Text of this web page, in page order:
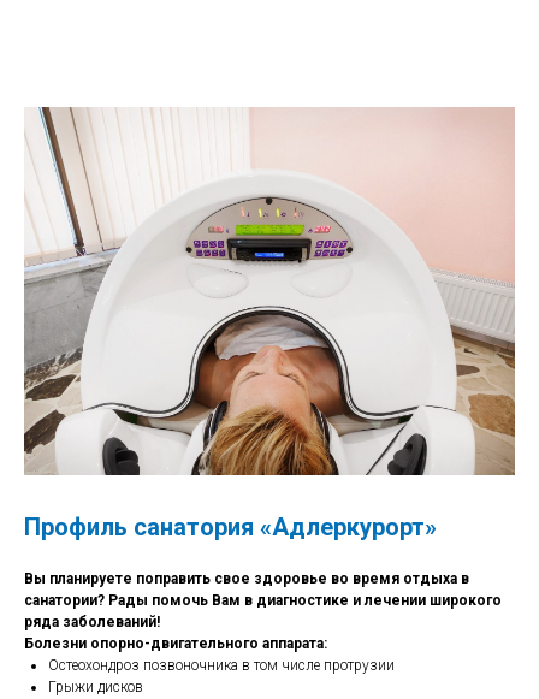
Профиль санатория «Адлеркурорт»
Вы планируете поправить свое здоровье во время отдыха в
санатории? Рады помочь Вам в диагностике и лечении широкого
ряда заболеваний!
Болезни опорно-двигательного аппарата:
Остеохондроз позвоночника в том числе протрузии
Грыжи дисков